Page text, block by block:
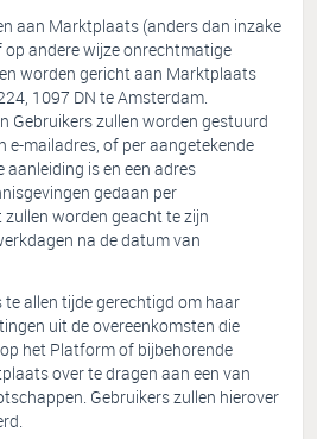
aan Marktplaats (anders dan inzake
op andere wijze onrechtmatige
worden gericht aan Marktplaats
1097 DN te Amsterdam.
Gebruikers zullen worden gestuurd
e-mailadres, of per aangetekende
aanleiding is en een adres
gedaan per
worden geacht te zijn
na de datum van
allen tijde gerechtigd om haar
uit de overeenkomsten die
het Platform of bijbehorende
over te dragen aan een van
Gebruikers zullen hierover